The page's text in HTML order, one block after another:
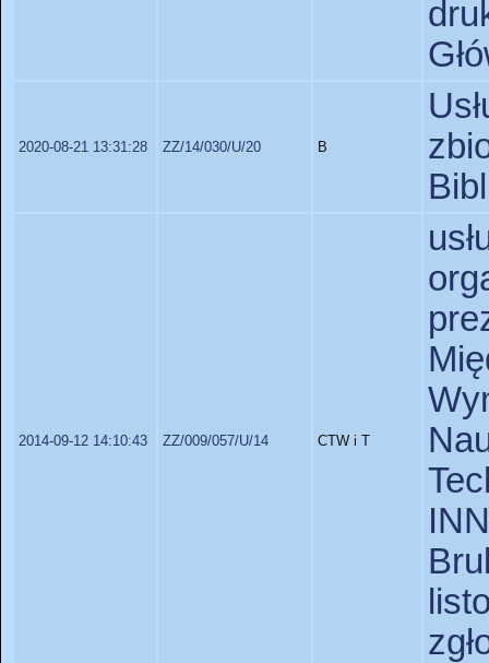
2020-08-21 13:31:28 ZZ/14/030/U/20 B
2014-09-12 14:10:43 ZZ/009/057/U/14 CTW i T